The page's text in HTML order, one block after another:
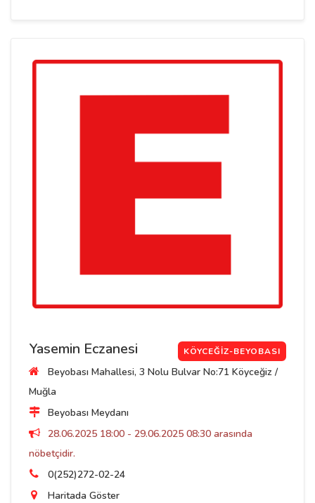
Yasemin Eczanesi KÖYCEĞIZ-BEYOBASI
Beyobası Mahallesi, 3 Nolu Bulvar No:71 Köyceğiz /
Muğla
Beyobası Meydanı
28.06.2025 18:00 - 29.06.2025 08:30 arasında
nöbetçidir.
0(252)272-02-24
Haritada Göster